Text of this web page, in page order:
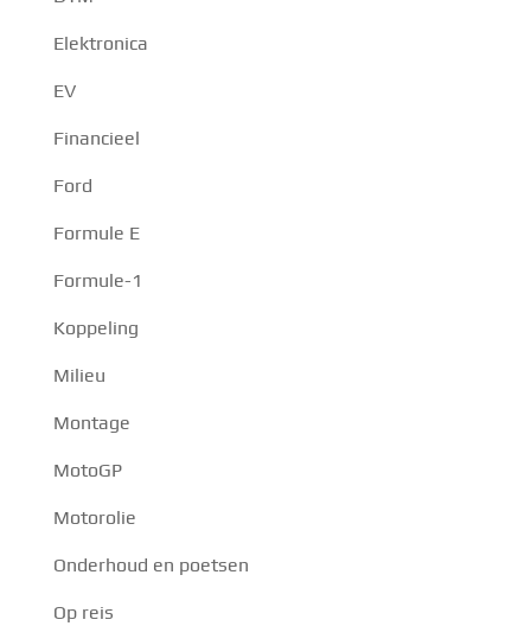
Elektronica
EV
Financieel
Ford
Formule E
Formule-1
Koppeling
Milieu
Montage
MotoGP
Motorolie
Onderhoud en poetsen
Op reis